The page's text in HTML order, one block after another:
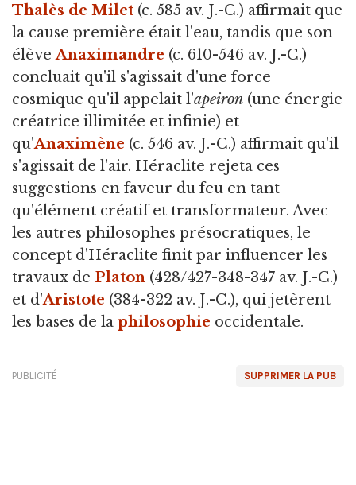
Thalès de Milet (c. 585 av. J.-C.) affirmait que
la cause première était l'eau, tandis que son
élèveAnaximandre (c. 610-546 av. J.-C.)
concluait qu'il s'agissait d'une force
cosmique qu'il appelait l'apeiron (une énergie
créatrice illimitée et infinie) et
qu'Anaximène (c. 546 av. J.-C.) affirmait qu'il
s'agissait de l'air. Héraclite rejeta ces
suggestions en faveur du feu en tant
qu'élément créatif et transformateur. Avec
les autres philosophes présocratiques, le
concept d'Héraclite finit par influencer les
travaux de Platon (428/427-348-347 av. J.-C.)
et d'Aristote (384-322 av. J.-C.), qui jetèrent
les bases de la philosophie occidentale.
SUPPRIMER LA PUB
PUBLICITÉ